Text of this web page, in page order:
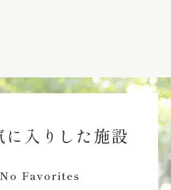
に入りした施設
No Favorites